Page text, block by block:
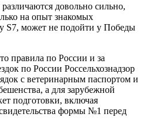
довольно сильно,
на опыт знакомых
S7, может не подойти у Победы
правила по России и за
по России Россельхознадзор
с ветеринарным паспортом и
а для зарубежной
подготовки, включая
формы №1 перед